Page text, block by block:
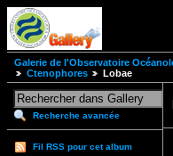
Galerie de l'Observatoire
Ctenophores
Lobae
Recherche avancée
Fil RSS pour cet album